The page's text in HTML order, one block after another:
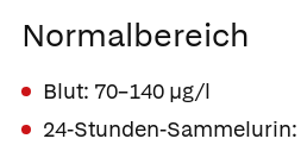
Normalbereich
Blut: 70–140 µg/l
24-Stunden-